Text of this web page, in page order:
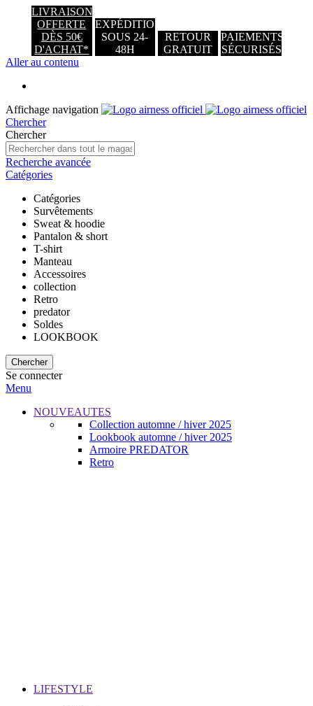
LIVRAISON
OFFERTE
DÈS 50€
D'ACHAT*
EXPÉDITION
SOUS 24-
48H
RETOUR
GRATUIT
PAIEMENTS
SÉCURISÉS
Aller au contenu
Affichage navigation
Chercher
Chercher
Recherche avancée
Catégories
Catégories
Survêtements
Sweat & hoodie
Pantalon & short
T-shirt
Manteau
Accessoires
collection
Retro
predator
Soldes
LOOKBOOK
Chercher
Se connecter
Menu
NOUVEAUTES
Collection automne / hiver 2025
Lookbook automne / hiver 2025
Armoire PREDATOR
Retro
LIFESTYLE